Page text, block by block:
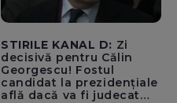
STIRILE KANAL D: Zi
decisivă pentru Călin
Georgescu! Fostul
candidat la prezidențiale
află dacă va fi judecat